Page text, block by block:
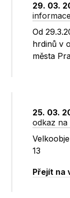
29. 03.
informace
Od
hrdinů v
města
25. 03.
odkaz na
13
Přejít na